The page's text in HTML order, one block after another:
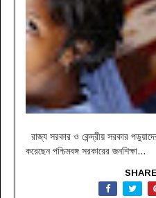
রাজ্য সরকার ও কেন্দ্রীয় সরকার
করেছেন পশ্চিমবঙ্গ সরকারের জনশিক্ষা...